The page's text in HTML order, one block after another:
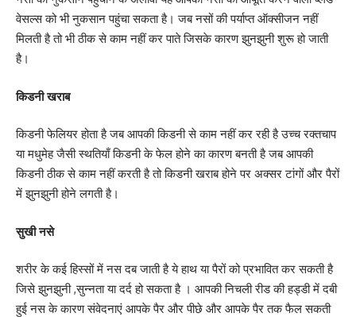
वेसल्स को भी नुकसान पहुंचा सकता है। जब नसों की पर्याप्त ऑक्सीजन नहीं
मिलती है तो भी ठीक से काम नहीं कर पाते जिसके कारण झुनझुनी शुरू हो जाती
है।
किडनी खराब
किडनी फेलियर होता है जब आपकी किडनी से काम नहीं कर रही है उच्च रक्तचाप
या मधुमेह जैसी स्थतियाँ किडनी के फेल होने का कारण बनती है जब आपकी
किडनी ठीक से काम नहीं करती है तो किडनी खराब होने पर अक्सर टांगों और पैरों
में झुनझुनी होने लगती है।
सुखी नसे
शरीर के कई हिस्सों में नस दब जाती है ये हाथ या पैरों को प्रभावित कर सकती है
जिसे झुनझुनी ,सुन्नता या दर्द हो सकता है । आपकी निचली रीड की हड्डी में दबी
हुई नस के कारण संवेदनाएं आपके पैर और पीछे और आपके पैर तक फैल सकती